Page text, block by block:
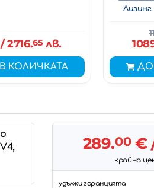
/ 2716.65лв.
КОЛИЧКАТА
Лизинг
289.00€
крайна
удължи гаранцията